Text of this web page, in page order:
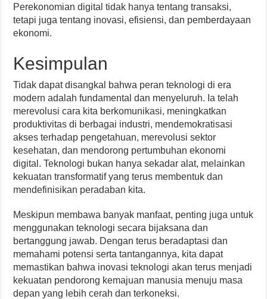
Perekonomian digital tidak hanya tentang transaksi,
tetapi juga tentang inovasi, efisiensi, dan pemberdayaan
ekonomi.
Kesimpulan
Tidak dapat disangkal bahwa peran teknologi di era
modern adalah fundamental dan menyeluruh. Ia telah
merevolusi cara kita berkomunikasi, meningkatkan
produktivitas di berbagai industri, mendemokratisasi
akses terhadap pengetahuan, merevolusi sektor
kesehatan, dan mendorong pertumbuhan ekonomi
digital. Teknologi bukan hanya sekadar alat, melainkan
kekuatan transformatif yang terus membentuk dan
mendefinisikan peradaban kita.
Meskipun membawa banyak manfaat, penting juga untuk
menggunakan teknologi secara bijaksana dan
bertanggung jawab. Dengan terus beradaptasi dan
memahami potensi serta tantangannya, kita dapat
memastikan bahwa inovasi teknologi akan terus menjadi
kekuatan pendorong kemajuan manusia menuju masa
depan yang lebih cerah dan terkoneksi.